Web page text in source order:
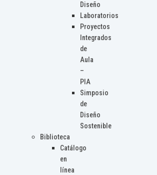
Diseño
Laboratorios
Proyectos
Integrados
de
Aula
–
PIA
Simposio
de
Diseño
Sostenible
Biblioteca
Catálogo
en
línea